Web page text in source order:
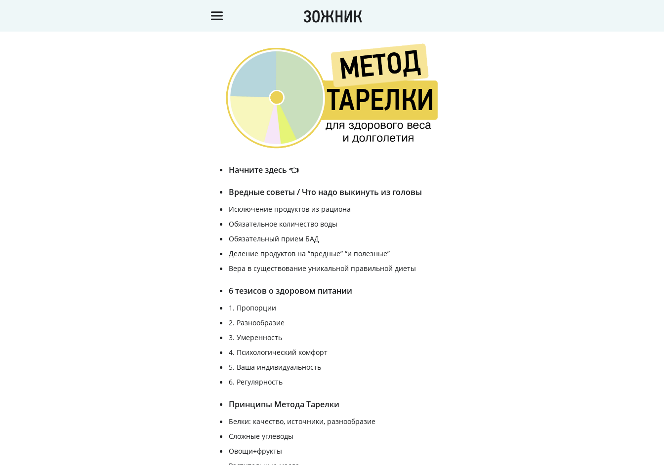
Начните здесь 👈
Вредные советы / Что надо выкинуть из головы
Исключение продуктов из рациона
Обязательное количество воды
Обязательный прием БАД
Деление продуктов на “вредные” “и полезные”
Вера в существование уникальной правильной диеты
6 тезисов о здоровом питании
1. Пропорции
2. Разнообразие
3. Умеренность
4. Психологический комфорт
5. Ваша индивидуальность
6. Регулярность
Принципы Метода Тарелки
Белки: качество, источники, разнообразие
Сложные углеводы
Овощи+фрукты